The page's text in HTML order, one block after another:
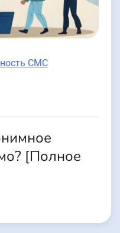
СМС
[Полное